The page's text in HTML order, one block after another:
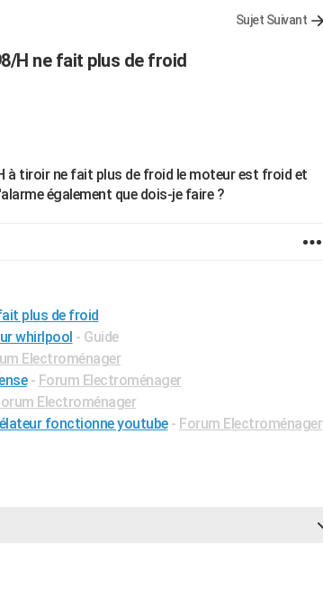
Sujet Suivant
H ne fait plus de froid
à tiroir ne fait plus de froid le moteur est froid et
également que dois-je faire ?
plus de froid
whirlpool - Guide
Electroménager
- Forum Electroménager
Electroménager
fonctionne youtube - Forum Electroménager